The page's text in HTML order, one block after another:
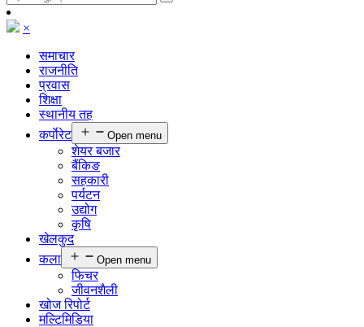
×
समाचार
राजनीति
प्रवास
शिक्षा
स्थानीय तह
कर्पाेरेट
Open menu
शेयर बजार
बैंकिङ
सहकारी
पर्यटन
उद्योग
कृषि
खेलकुद
कला
Open menu
फिचर
जीवनशैली
खोज रिपोर्ट
मल्टिमिडिया